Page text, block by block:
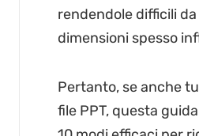
rendendole difficili
dimensioni spesso
Pertanto, se anche
file PPT, questa